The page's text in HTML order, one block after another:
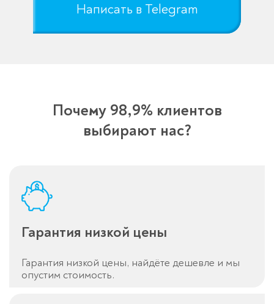
Написать в Telegram
Почему 98,9% клиентов
выбирают нас?
Гарантия низкой цены
Гарантия низкой цены, найдёте дешевле и мы
опустим стоимость.